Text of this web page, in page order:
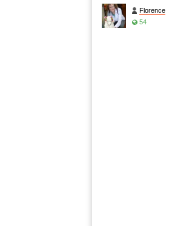
Florence
54